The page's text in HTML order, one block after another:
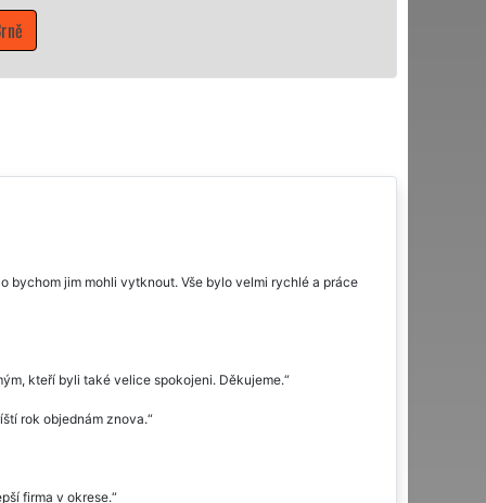
bychom jim mohli vytknout. Vše bylo velmi rychlé a práce
kteří byli také velice spokojeni. Děkujeme.
rok objednám znova.
firma v okrese.